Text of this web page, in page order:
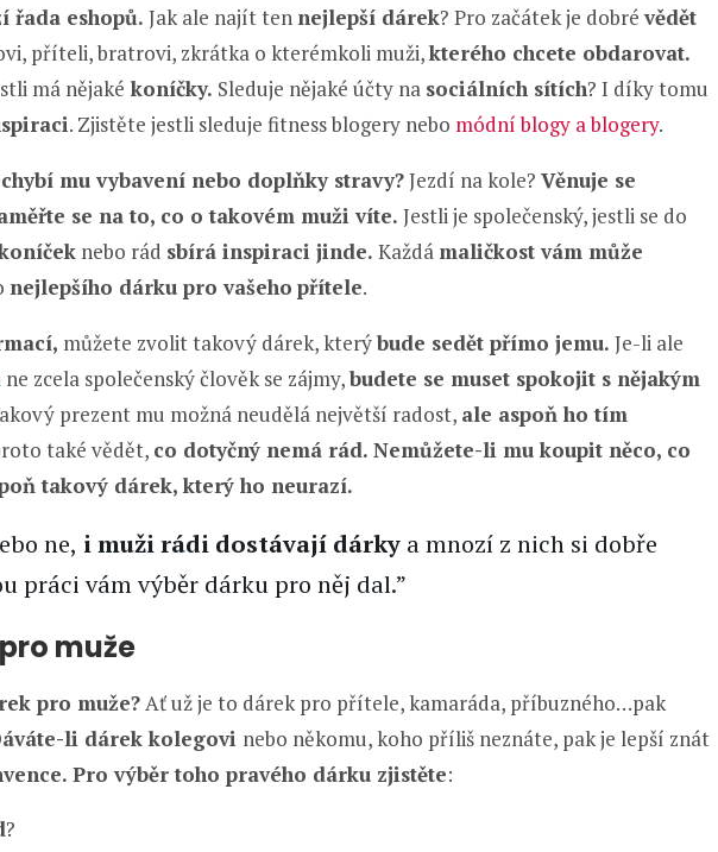
řada eshopů. Jak ale najít ten nejlepší dárek? Pro začátek je dobré vědět
příteli, bratrovi, zkrátka o kterémkoli muži,kterého chcete obdarovat.
má nějaké koníčky. Sleduje nějaké účty na sociálních sítích? I díky tomu
. Zjistěte jestli sleduje fitness blogery nebo módní blogy a blogery.
mu vybavení nebo doplňky stravy?Jezdí na kole? Věnuje se
se na to, co o takovém muži víte. Jestli je společenský, jestli se do
nebo rád sbírá inspiraci jinde. Každá maličkost vám může
nejlepšího dárku pro vašeho přítele.
můžete zvolit takový dárek, kterýbude sedět přímo jemu. Je-li ale
ne zcela společenský člověk se zájmy,budete se muset spokojit s nějakým
prezent mu možná neudělá největší radost, ale aspoň ho tím
také vědět, co dotyčný nemá rád. Nemůžete-li mu koupit něco, co
takový dárek, který ho neurazí.
ne, i muži rádi dostávají dárky a mnozí z nich si dobře
práci vám výběr dárku pro něj dal.”
muže
pro muže?Ať už je to dárek pro přítele, kamaráda, příbuzného…pak
li dárek kolegovi nebo někomu, koho příliš neznáte, pak je lepší znát
Pro výběr toho pravého dárku zjistěte:
?